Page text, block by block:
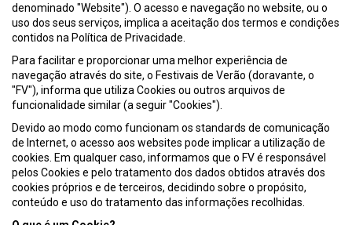
denominado "Website"). O acesso e navegação no website, ou o
uso dos seus serviços, implica a aceitação dos termos e condições
contidos na Política de Privacidade.
Para facilitar e proporcionar uma melhor experiência de
navegação através do site, o Festivais de Verão (doravante, o
"FV"), informa que utiliza Cookies ou outros arquivos de
funcionalidade similar (a seguir "Cookies").
Devido ao modo como funcionam os standards de comunicação
de Internet, o acesso aos websites pode implicar a utilização de
cookies. Em qualquer caso, informamos que o FV é responsável
pelos Cookies e pelo tratamento dos dados obtidos através dos
cookies próprios e de terceiros, decidindo sobre o propósito,
conteúdo e uso do tratamento das informações recolhidas.